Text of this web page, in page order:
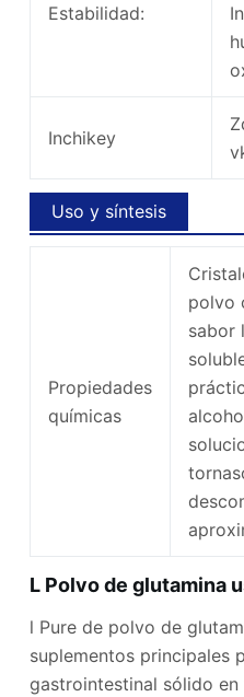
Estabilidad:
Inchikey
Uso y síntesis
Propiedades
químicas
polvo
sabor
L Polvo de glutamina
l Pure de polvo de
suplementos principales
gastrointestinal sólido